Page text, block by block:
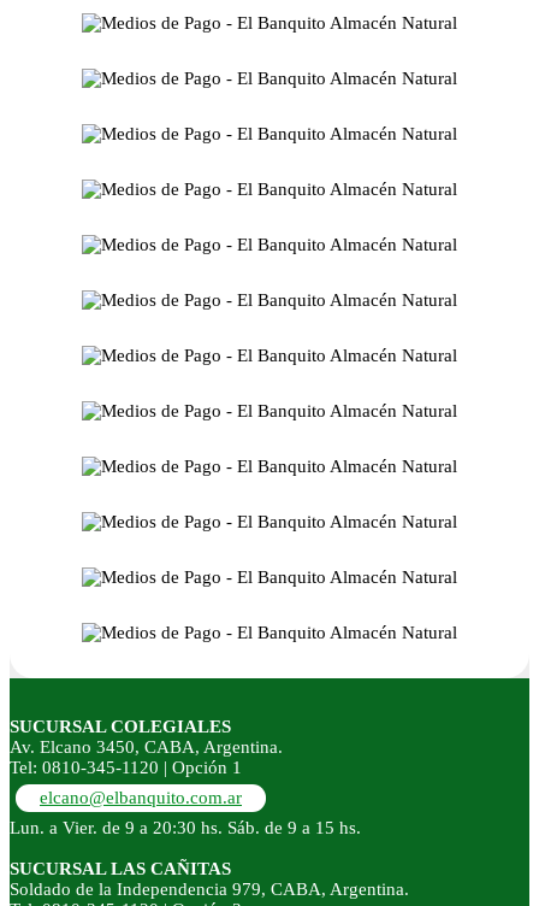
SUCURSAL COLEGIALES
Av. Elcano 3450, CABA, Argentina.
Tel: 0810-345-1120 | Opción 1
elcano@elbanquito.com.ar
Lun. a Vier. de 9 a 20:30 hs. Sáb. de 9 a 15 hs.
SUCURSAL LAS CAÑITAS
Soldado de la Independencia 979, CABA, Argentina.